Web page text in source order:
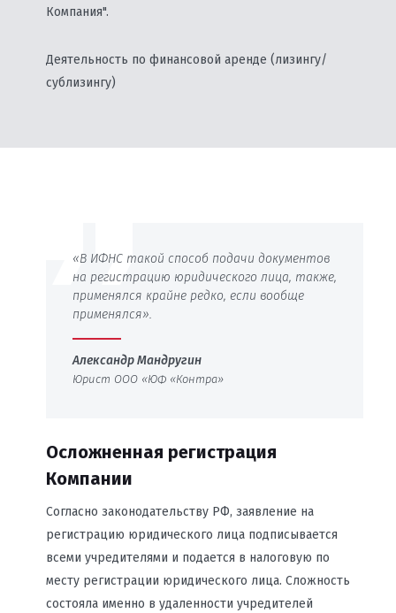
Компания".
Деятельность по финансовой аренде (лизингу/
сублизингу)
Осложненная регистрация
Компании
«В ИФНС такой способ подачи документов
на регистрацию юридического лица, также,
применялся крайне редко, если вообще
применялся».
Александр Мандругин
Юрист ООО «ЮФ «Контра»
Согласно законодательству РФ, заявление на
регистрацию юридического лица подписывается
всеми учредителями и подается в налоговую по
месту регистрации юридического лица. Сложность
состояла именно в удаленности учредителей